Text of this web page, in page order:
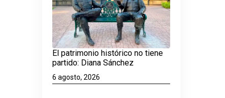
El patrimonio histórico no tiene
partido: Diana Sánchez
6 agosto, 2026